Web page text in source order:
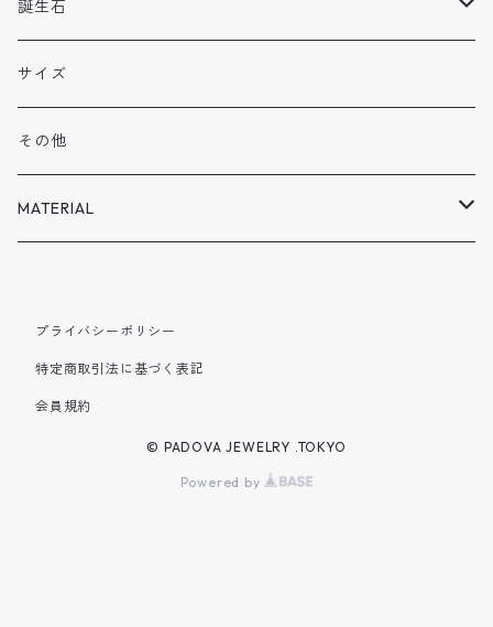
Melodia
BENE
VOLN
SPECISL SALE
誕生石
1 月
2月
3月
5月
6月
サイズ
その他
MATERIAL
BRASS
プライバシーポリシー
特定商取引法に基づく表記
会員規約
© PADOVA JEWELRY .TOKYO
Powered by